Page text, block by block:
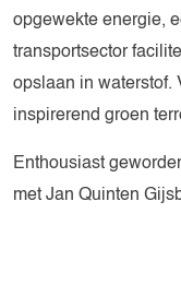
opgewekte energie,
transportsector
opslaan in waterstof.
inspirerend groen
Enthousiast
met Jan Quinten